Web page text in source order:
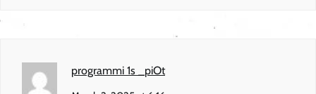
programmi 1s _piOt